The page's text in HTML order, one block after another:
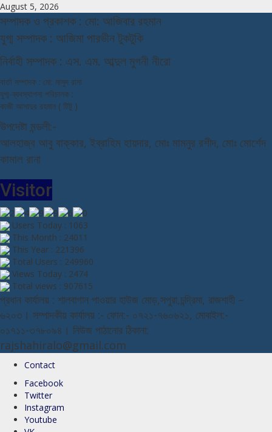
August 5, 2026
সম্পাদক ও প্রকাশক : মো: আজিবার রহমান
যুগ্ম সম্পাদক : আজিমা পারভীন টুকটুকি
নির্বাহী সম্পাদক : এস. এম. আব্দুল মুগনী নীরো
বার্তা সম্পাদক : মো: মাসুদ রানা
যুগ্ম-ব্যবস্থাপনা পরিচালক :
কাজী আসাদুর রহমান ( টিটু )
উপদেষ্টা মন্ডলী:-
আলহাজ্ব আবু বাক্কার, ইব্রাহিম হায়দার, মোঃ মামনুর রশীদ, মোঃ মোর্শেদ
কামাল রানা
Visitor
Users Today : 1063
This Month : 24011
This Year : 221396
Total Users : 249960
Views Today : 2474
Total views : 907615
প্রধান কার্যালয় : শালবাগান পাওয়ার হাউজ মোড়,সপুরা,চন্দ্রিমা, রাজশাহী –
৬২০৩। সম্পাদকীয় কার্যালয় :- ফোন:- ০৭২১-৭৬০৬২১, মোবাইল:-
০১৭১১-৩৭৮০৯৪। নিউজ পাঠানোর ঠিকানা:
rajshahiralo@gmail.com
Contact
Facebook
Twitter
Instagram
Youtube